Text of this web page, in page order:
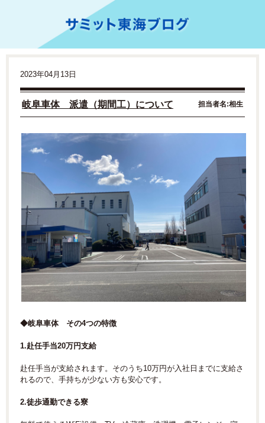
2023年04月13日
岐阜車体 派遣（期間工）について 担当者名:相生
◆岐阜車体 その4つの特徴
1.赴任手当20万円支給
赴任手当が支給されます。そのうち10万円が入社日までに支給さ
れるので、手持ちが少ない方も安心です。
2.徒歩通勤できる寮